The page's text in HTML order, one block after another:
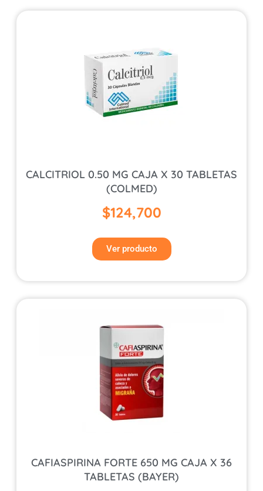
CALCITRIOL 0.50 MG CAJA X 30 TABLETAS
(COLMED)
$124,700
Ver producto
CAFIASPIRINA FORTE 650 MG CAJA X 36
TABLETAS (BAYER)